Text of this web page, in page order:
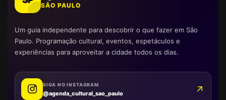
SÃO PAULO
Um guia independente para descobrir o que fazer em São
Paulo. Programação cultural, eventos, espetáculos e
experiências para aproveitar a cidade todos os dias.
SIGA NO INSTAGRAM
@agenda_cultural_sao_paulo